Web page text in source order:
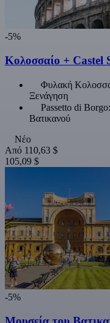
-5%
Κολοσσαίο + Castel
Φυλακή
Ξενάγηση
Passetto di
Βατικανού
Νέο
Από 110,63 $
105,09 $
-5%